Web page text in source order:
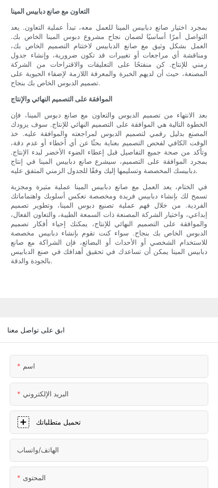
التعاون مع صانع دبابيس المينا
بمجرد اختيار صانع دبابيس المينا للعمل معه، تبدأ عملية التعاون. يعد
التواصل أمرًا أساسيًا لضمان نجاح مشروع دبوس المينا الخاص بك.
العمل بشكل وثيق مع صانع الدبابيس لاختتام التصميم الخاص بك،
ومناقشة أي مراجعات أو تغييرات قد تكون ضرورية، وإنشاء جدول
زمني للإنتاج. كن منفتحًا على التعليقات والاقتراحات من الشركة
المصنعة، حيث أن لديهم الخبرة والمعرفة اللازمة لإضفاء الحيوية على
تصميم الدبوس الخاص بك بنجاح.
الموافقة على التصميم النهائي والإنتاج
بعد الانتهاء من تصميم الدبوس والتعاون مع صانع دبوس المينا، فإن
الخطوة التالية هي الموافقة على التصميم النهائي للإنتاج. سوف يزودك
المصنع بدليل رقمي لتصميم الدبوس لمراجعته والموافقة عليه. خذ
الوقت الكافي لفحص التصميم بعناية بحثًا عن أي أخطاء أو عدم دقة،
وتأكد من صحة جميع التفاصيل قبل إعطاء الضوء الأخضر لبدء الإنتاج.
بمجرد الموافقة على التصميم، سيشرع صانع دبابيس المينا في إنتاج
دبابيسك المخصصة وتسليمها إليك وفقًا للجدول الزمني المتفق عليه.
في الختام، يعد العمل مع صانع دبابيس المينا عملية مثيرة ومجزية
تسمح لك بإنشاء دبابيس فريدة ومخصصة تعكس أسلوبك واهتماماتك
الفردية. من خلال فهم عملية تصنيع دبوس المينا، وتطوير تصميم
إبداعي، واختيار الشركة المصنعة ذات السمعة الطيبة، والتعاون الفعال،
والموافقة على التصميم النهائي للإنتاج، يمكنك إحياء أفكار تصميم
الدبوس الخاص بك بنجاح. سواء كنت تقوم بإنشاء دبابيس مخصصة
للاستخدام الشخصي أو الأحداث أو البضائع، فإن الشراكة مع صانع
دبابيس المينا يمكن أن تساعدك في تحقيق أهدافك في صنع الدبابيس
بالجودة والدقة.
ابق على تواصل معنا
اسم
البريد الإلكتروني
تحميل متطلباتك
الهاتف/واتساب
المحتوى